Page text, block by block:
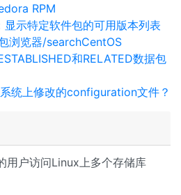
用户访问Linux上多个存储库
RPM
示特定软件包的可用版本列表
浏览器/searchCentOS
和RELATED数据包
统上修改的configuration文件？